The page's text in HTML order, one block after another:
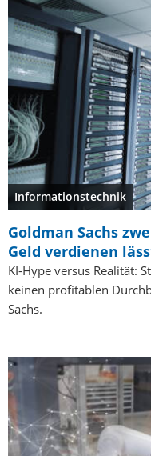
Informationstechnik
Goldman Sachs
Geld verdienen
KI-Hype versus Realität:
keinen profitablen
Sachs.